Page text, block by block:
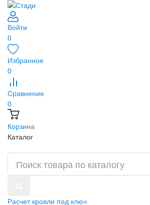
Войти
0
Избранное
0
Сравнение
0
Корзина
Каталог
Расчет кровли под ключ